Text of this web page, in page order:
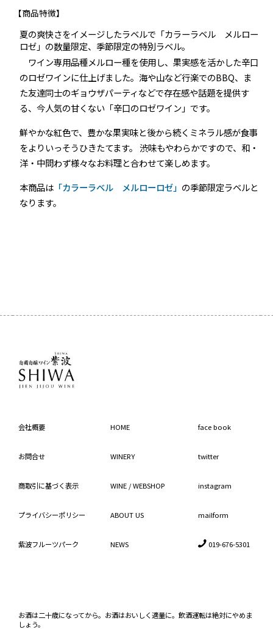
【商品特徴】
夏の爽快さをイメージしたラベルで「カラーラベル メルロー
ロゼ」の数量限定、季節限定の特別ラベル。
ワイン専用品種メルロー種を使用し、果実感を活かした辛口
のロゼワインに仕上げました。海や山など行楽でのBBQ、ま
た友達同士のギョウザパーティなどで存在感や話題を提供す
る、今人気の甘くない「辛口のロゼワイン」です。
鮮やかな紅色で、豊かな果実味と後から続くミネラル感が食事
をよりいっそうひきたてます。 渋味もやわらかですので、和・
洋・中問わず様々なお料理と合わせて楽しめます。
本商品は 「カラーラベル メルローロゼ」 の季節限定ラベルと
なります。
会社概要
お問合せ
商取引に基づく表示
プライバシーポリシー
紫波フルーツパーク
HOME
WINERY
WINE / WEBSHOP
ABOUT US
NEWS
face book
twitter
instagram
mailform
 019-676-5301
お酒は二十歳になってから。お酒はおいしく適量に。飲酒運転は絶対にやめま
しょう。